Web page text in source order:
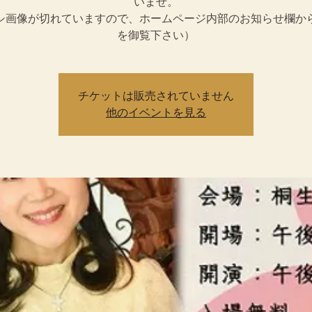
画像が切れていますので、ホームページ内部のお知らせ欄か
を御覧下さい）
チケットは販売されていません
他のイベントを見る